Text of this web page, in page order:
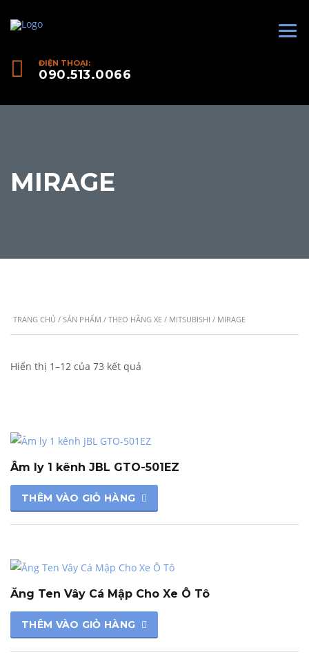
ĐIỆN THOẠI:
090.513.0066
MIRAGE
TRANG CHỦ / SẢN PHẨM / THEO HÃNG XE / MITSUBISHI / MIRAGE
Hiển thị 1–12 của 73 kết quả
Âm ly 1 kênh JBL GTO-501EZ
THÊM VÀO GIỎ HÀNG
Ăng Ten Vây Cá Mập Cho Xe Ô Tô
THÊM VÀO GIỎ HÀNG